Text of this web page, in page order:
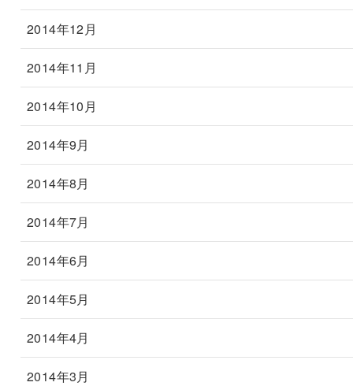
2014年12月
2014年11月
2014年10月
2014年9月
2014年8月
2014年7月
2014年6月
2014年5月
2014年4月
2014年3月